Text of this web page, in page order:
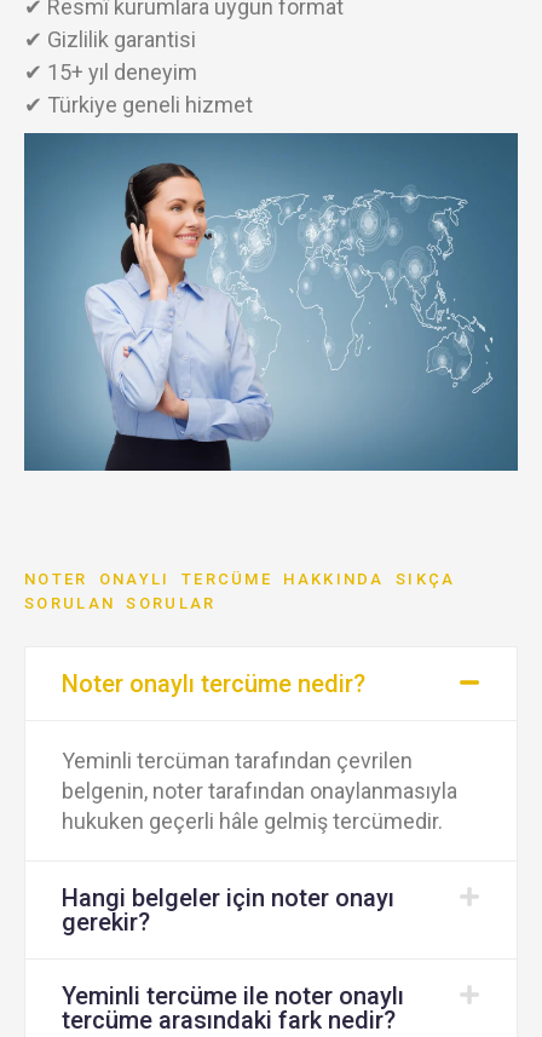
✔ Resmî kurumlara uygun format
✔ Gizlilik garantisi
✔ 15+ yıl deneyim
✔ Türkiye geneli hizmet
NOTER ONAYLI TERCÜME HAKKINDA SIKÇA
SORULAN SORULAR
Noter onaylı tercüme nedir?
Yeminli tercüman tarafından çevrilen
belgenin, noter tarafından onaylanmasıyla
hukuken geçerli hâle gelmiş tercümedir.
Hangi belgeler için noter onayı
gerekir?
Yeminli tercüme ile noter onaylı
tercüme arasındaki fark nedir?